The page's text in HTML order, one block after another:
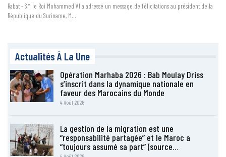
Rabat - SM le Roi Mohammed VI a adressé un message de félicitations au président de la
République du Suriname, M.…
Actualités À La Une
Opération Marhaba 2026 : Bab Moulay Driss
s’inscrit dans la dynamique nationale en
faveur des Marocains du Monde
4 Août 2026
La gestion de la migration est une
“responsabilité partagée” et le Maroc a
“toujours assumé sa part” (source…